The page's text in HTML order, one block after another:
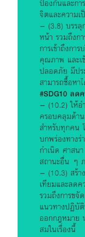
ป้องกันและก
จิตและความ
– (3.8) บรรลุ
หน้า รวมถึงก
การเข้าถึงกา
คุณภาพ และเ
ปลอดภัย มีป
สามารถซื้อหา
#SDG10 ลด
– (10.2) ให้อ
ครอบคลุมด้า
สำหรับทุกคน
บกพร่องทาง
กำเนิด ศาสน
สถานะอื่น ๆ
– (10.3) สร้า
เทียมและลด
รวมถึงการข
แนวทางปฏิบั
ออกกฎหมาย
สมในเรื่องนี้